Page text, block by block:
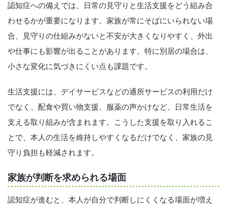
認知症への備えでは、日常の見守りと生活支援をどう組み合
わせるかが重要になります。家族が常にそばにいられない場
合、見守りの仕組みがないと不安が大きくなりやすく、外出
や仕事にも影響が出ることがあります。特に別居の場合は、
小さな変化に気づきにくい点も課題です。
生活支援には、デイサービスなどの通所サービスの利用だけ
でなく、配食や買い物支援、服薬の声かけなど、日常生活を
支える取り組みが含まれます。こうした支援を取り入れるこ
とで、本人の生活を維持しやすくなるだけでなく、家族の見
守り負担も軽減されます。
家族が判断を求められる場面
認知症が進むと、本人が自分で判断しにくくなる場面が増え